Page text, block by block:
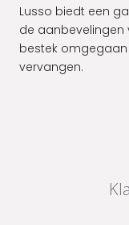
Lusso biedt een
de
bestek
vervangen.